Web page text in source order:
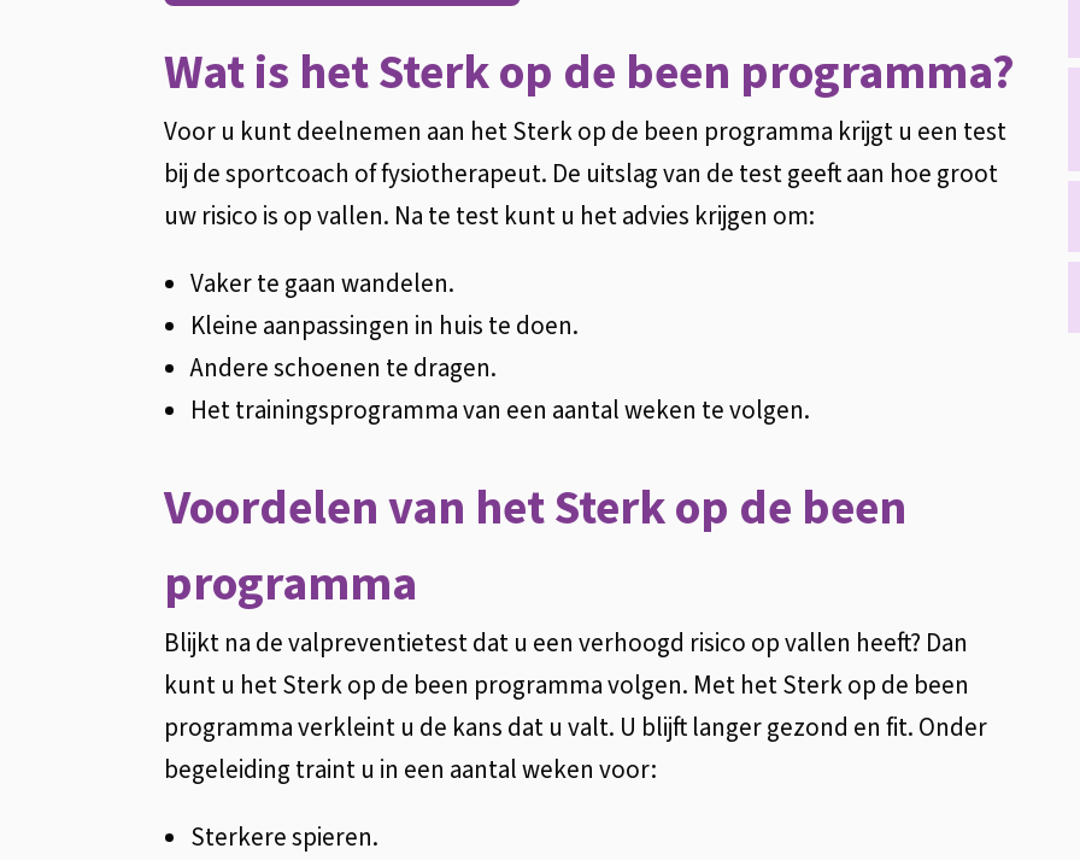
Wat is het Sterk op de been programma?
Voor u kunt deelnemen aan het Sterk op de been programma krijgt u een test
bij de sportcoach of fysiotherapeut. De uitslag van de test geeft aan hoe groot
uw risico is op vallen. Na te test kunt u het advies krijgen om:
Vaker te gaan wandelen.
Kleine aanpassingen in huis te doen.
Andere schoenen te dragen.
Het trainingsprogramma van een aantal weken te volgen.
Voordelen van het Sterk op de been
programma
Blijkt na de valpreventietest dat u een verhoogd risico op vallen heeft? Dan
kunt u het Sterk op de been programma volgen. Met het Sterk op de been
programma verkleint u de kans dat u valt. U blijft langer gezond en fit. Onder
begeleiding traint u in een aantal weken voor:
Sterkere spieren.